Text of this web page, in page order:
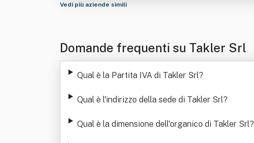
Vedi più aziende simili
Domande frequenti su Takler Srl
Qual è la Partita IVA di Takler Srl?
Qual è l'indirizzo della sede di Takler Srl?
Qual è la dimensione dell'organico di Takler Srl?